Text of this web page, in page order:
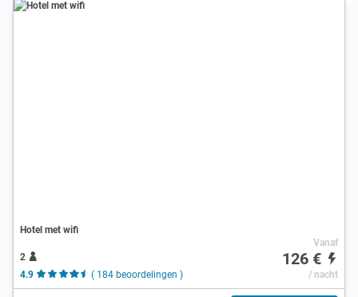
Hotel met wifi
2
4.9
( 184 beoordelingen )
Vanaf
126 €
/ nacht